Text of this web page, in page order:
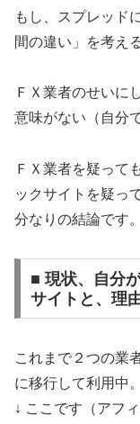
もし、スプレッド
間の違い」を考え
ＦＸ業者のせいに
意味がない（自分
ＦＸ業者を疑って
ックサイトを疑っ
分なりの結論です。
■ 現状、自分
サイトと、理
これまで２つの業
に移行して利用中。
↓ ここです（アフ